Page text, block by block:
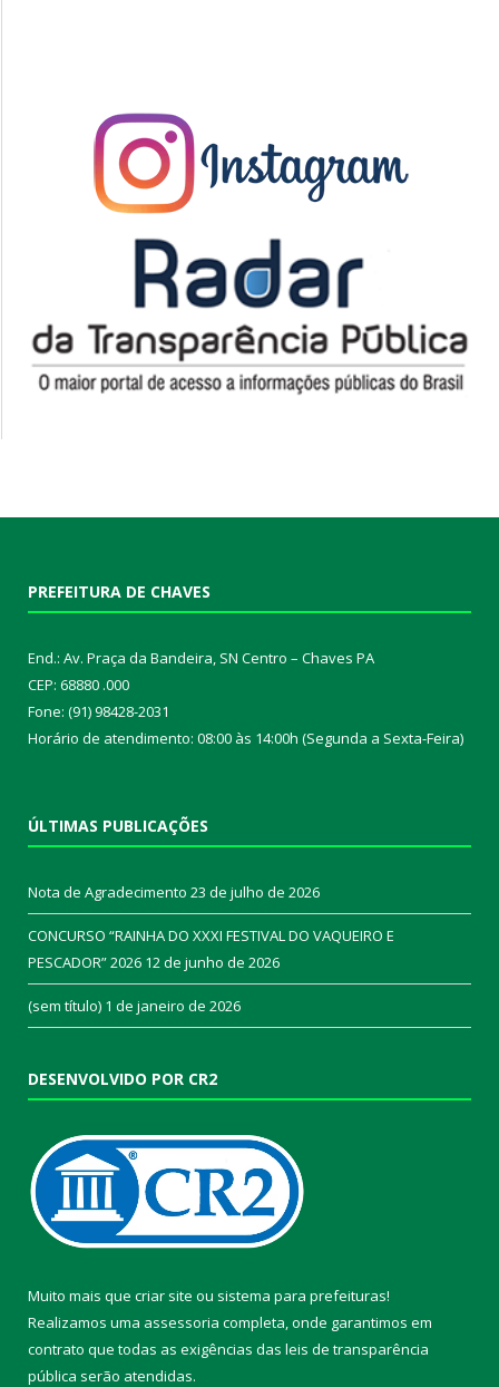
PREFEITURA DE CHAVES
End.: Av. Praça da Bandeira, SN Centro – Chaves PA
CEP: 68880 .000
Fone: (91) 98428-2031
Horário de atendimento: 08:00 às 14:00h (Segunda a Sexta-Feira)
ÚLTIMAS PUBLICAÇÕES
Nota de Agradecimento 23 de julho de 2026
CONCURSO “RAINHA DO XXXI FESTIVAL DO VAQUEIRO E
PESCADOR” 2026 12 de junho de 2026
(sem título) 1 de janeiro de 2026
DESENVOLVIDO POR CR2
Muito mais que criar site ou sistema para prefeituras!
Realizamos uma assessoria completa, onde garantimos em
contrato que todas as exigências das leis de transparência
pública serão atendidas.